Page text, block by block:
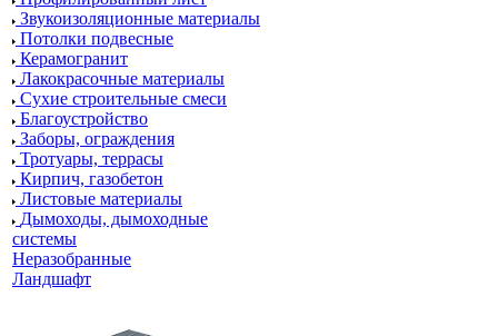
Звукоизоляционные материалы
Потолки подвесные
Керамогранит
Лакокрасочные материалы
Сухие строительные смеси
Благоустройство
Заборы, ограждения
Тротуары, террасы
Кирпич, газобетон
Листовые материалы
Дымоходы, дымоходные
системы
Неразобранные
Ландшафт